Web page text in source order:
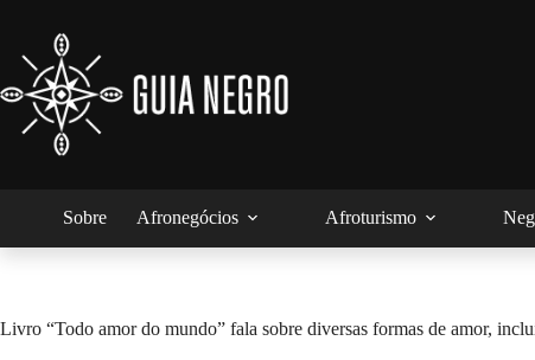
conteúdo
Sobre Afronegócios Afroturismo
Livro “Todo amor do mundo” fala sobre diversas formas de amor,